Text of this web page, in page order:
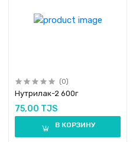
(0)
Нутрилак-2 600г
75,00 TJS
В КОРЗИНУ